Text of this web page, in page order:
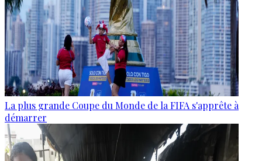
La plus grande Coupe du Monde de la FIFA s'apprête à
démarrer